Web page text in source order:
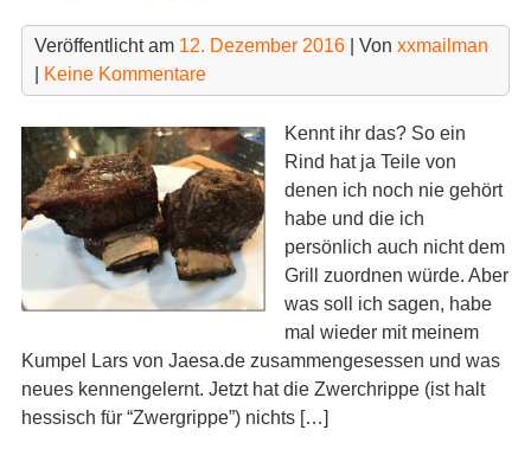
Veröffentlicht am 12. Dezember 2016| Von xxmailman
Keine Kommentare
Kennt ihr das? So ein
Rind hat ja Teile von
denen ich noch nie gehört
habe und die ich
persönlich auch nicht dem
Grill zuordnen würde. Aber
was soll ich sagen, habe
mal wieder mit meinem
Kumpel Lars von Jaesa.de zusammengesessen und was
neues kennengelernt. Jetzt hat die Zwerchrippe (ist halt
hessisch für “Zwergrippe”) nichts […]